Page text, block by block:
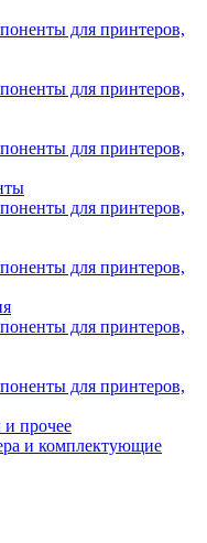
прочее
и комплектующие